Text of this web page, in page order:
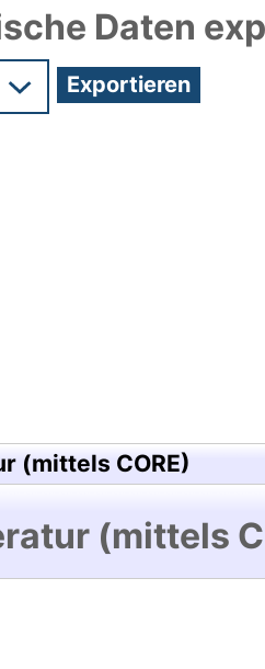
Daten
(mittels CORE)
(mittels